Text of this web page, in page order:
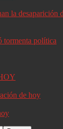
la
tormenta política
de hoy